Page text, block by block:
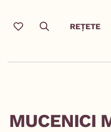
REȚETE
MUCENICI